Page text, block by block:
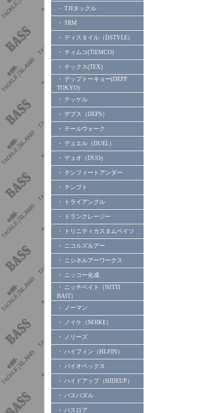
・ T.Hタックル
・ TRM
・ ディスタイル（DSTYLE）
・ ティムコ(TIEMCO)
・ テックス(TEX)
・ デップトーキョー(DEPP
TOKYO)
・ テッケル
・ デプス（DEPS）
・ テールウォーク
・ デュエル（DUEL）
・ デュオ（DUO)
・ テンフィートアンダー
・ テンプト
・ トライアングル
・ ドランクレージー
・ トリニティカスタムベイツ
・ ニコルズルアー
・ ニシネルアーワークス
・ ニッコー化成
・ ニッチベイト（NITTI
BAIT）
・ ノーマン
・ ノイケ（NOIKE）
・ ノリーズ
・ ハイフィン（HI-FIN）
・ バイオベックス
・ ハイドアップ（HIDEUP）
・ バスパズル
・ バスロア